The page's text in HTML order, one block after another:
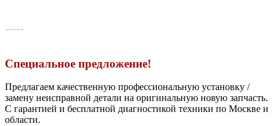
-----
Специальное предложение!
Предлагаем качественную профессиональную установку /
замену неисправной детали на оригинальную новую запчасть.
С гарантией и бесплатной диагностикой техники по Москве и
области.